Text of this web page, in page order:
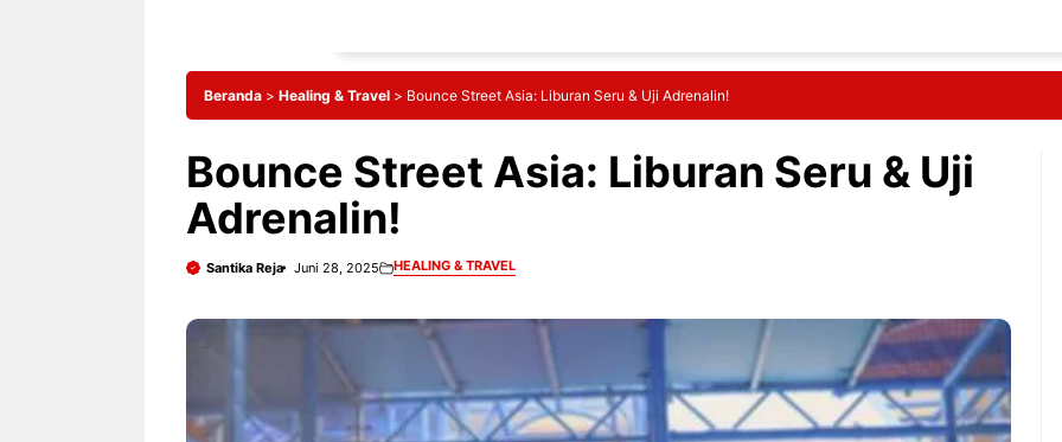
Beranda > Healing & Travel > Bounce Street Asia: Liburan Seru & Uji Adrenalin!
Bounce Street Asia: Liburan Seru & Uji
Adrenalin!
Santika Reja Juni 28, 2025 HEALING & TRAVEL